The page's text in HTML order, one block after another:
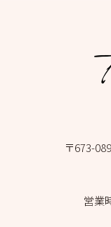
〒673-
営業